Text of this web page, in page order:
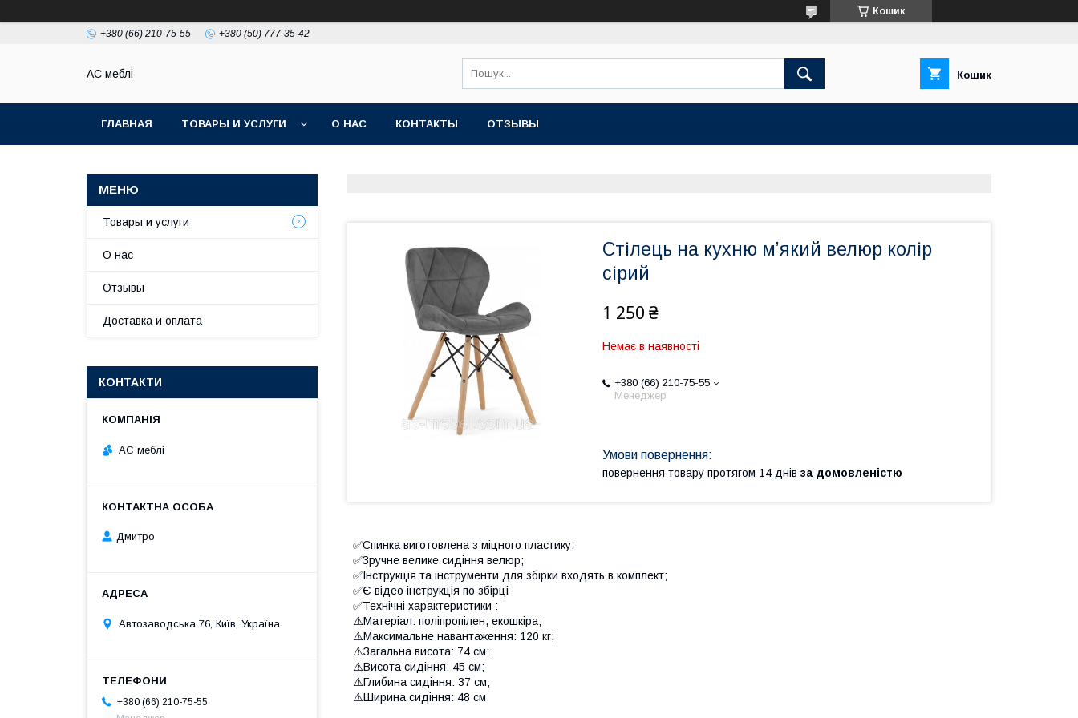
Кошик
+380 (66) 210-75-55 +380 (50) 777-35-42
АС меблі Кошик
ГЛАВНАЯ ТОВАРЫ И УСЛУГИ О НАС КОНТАКТЫ ОТЗЫВЫ
Стілець на кухню мʼякий велюр колір
сірий
1 250 ₴
Немає в наявності
+380 (66) 210-75-55
Менеджер
повернення товару протягом 14 днів за домовленістю
✅Спинка виготовлена з міцного пластику;
✅Зручне велике сидіння велюр;
✅Інструкція та інструменти для збірки входять в комплект;
✅Є відео інструкція по збірці
✅Технічні характеристики :
⚠️Матеріал: поліпропілен, екошкіра;
⚠️Максимальне навантаження: 120 кг;
⚠️Загальна висота: 74 см;
⚠️Висота сидіння: 45 см;
⚠️Глибина сидіння: 37 см;
⚠️Ширина сидіння: 48 см
Товары и услуги
О нас
Отзывы
Доставка и оплата
КОНТАКТИ
АС меблі
Дмитро
Автозаводська 76, Київ, Україна
+380 (66) 210-75-55